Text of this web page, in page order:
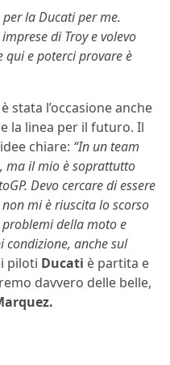
la Ducati per me.
di Troy e volevo
e poterci provare è
è stata l’occasione anche
la linea per il futuro. Il
chiare: “In un team
ma il mio è soprattutto
Devo cercare di essere
mi è riuscita lo scorso
della moto e
anche sul
piloti Ducati è partita e
davvero delle belle,